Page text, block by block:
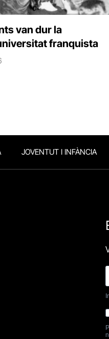
van dur la
franquista
JOVENTUT I INFÀNCIA